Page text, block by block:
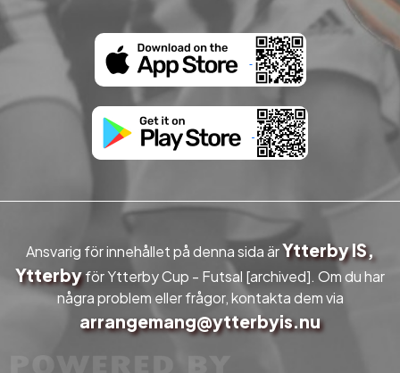
Ansvarig för innehållet på denna sida ärYtterby IS,
Ytterbyför Ytterby Cup - Futsal [archived]. Om du har
några problem eller frågor, kontakta dem via
arrangemang@ytterbyis.nu